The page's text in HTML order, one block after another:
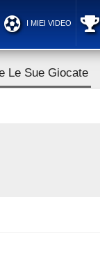
I MIEI VIDEO
Le Sue Giocate